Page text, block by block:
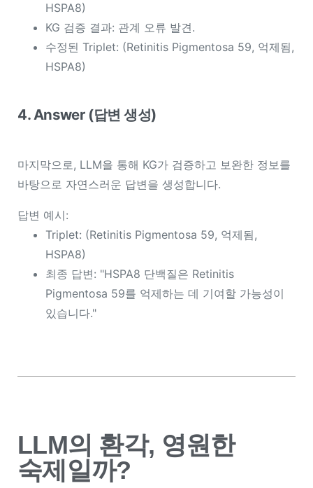
HSPA8)
KG 검증 결과: 관계 오류 발견.
수정된 Triplet: (Retinitis Pigmentosa 59, 억제됨,
HSPA8)
4. Answer (답변 생성)
마지막으로, LLM을 통해 KG가 검증하고 보완한 정보를
바탕으로 자연스러운 답변을 생성합니다.
답변 예시:
Triplet: (Retinitis Pigmentosa 59, 억제됨,
HSPA8)
최종 답변: "HSPA8 단백질은 Retinitis
Pigmentosa 59를 억제하는 데 기여할 가능성이
있습니다."
LLM의 환각, 영원한
숙제일까?